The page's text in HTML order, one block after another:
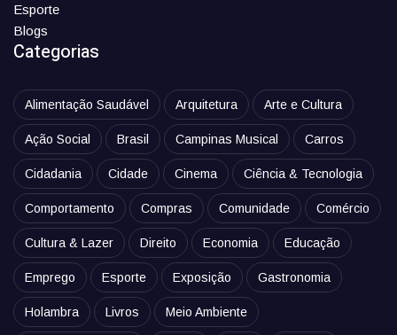
Esporte
Blogs
Categorias
Alimentação Saudável Arquitetura Arte e Cultura
Ação Social Brasil Campinas Musical Carros
Cidadania Cidade Cinema Ciência & Tecnologia
Comportamento Compras Comunidade Comércio
Cultura & Lazer Direito Economia Educação
Emprego Esporte Exposição Gastronomia
Holambra Livros Meio Ambiente